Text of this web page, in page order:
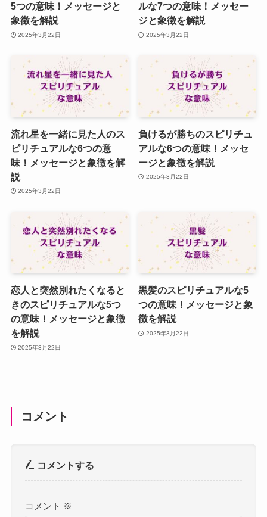
5つの意味！メッセージと
象徴を解説
2025年3月22日
ルな7つの意味！メッセー
ジと象徴を解説
2025年3月22日
流れ星を一緒に見た人のス
ピリチュアルな6つの意
味！メッセージと象徴を解
説
2025年3月22日
負けるが勝ちのスピリチュ
アルな6つの意味！メッセ
ージと象徴を解説
2025年3月22日
恋人と突然別れたくなると
きのスピリチュアルな5つ
の意味！メッセージと象徴
を解説
2025年3月22日
黒髪のスピリチュアルな5
つの意味！メッセージと象
徴を解説
2025年3月22日
コメント
コメントする
コメント ※